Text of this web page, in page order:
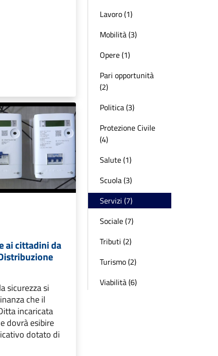
ai cittadini da
sicurezza si
che il
incaricata
dovrà esibire
dotato di
Lavoro (1)
Mobilità (3)
Opere (1)
Pari opportunità
(2)
Politica (3)
Protezione Civile
(4)
Salute (1)
Scuola (3)
Servizi (7)
Sociale (7)
Tributi (2)
Turismo (2)
Viabilità (6)